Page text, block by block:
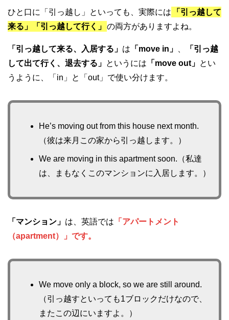
ひと口に「引っ越し」といっても、実際には
「引っ越して
来る」「引っ越して行く」 の両方がありますよね。
「引っ越して来る、入居する」 は 「move in」
「引っ越
して出て行く、退去する」 というには 「move out」 とい
うように、「in」と「out」で使い分けます。
He’s moving out from this house next month.
（彼は来月この家から引っ越します。）
We are moving in this apartment soon.（私達
は、まもなくこのマンションに入居します。）
「マンション」 は、英語では 「アパートメント
（apartment）」です。
We move only a block, so we are still around.
（引っ越すといっても1ブロックだけなので、
またこの辺にいますよ。）